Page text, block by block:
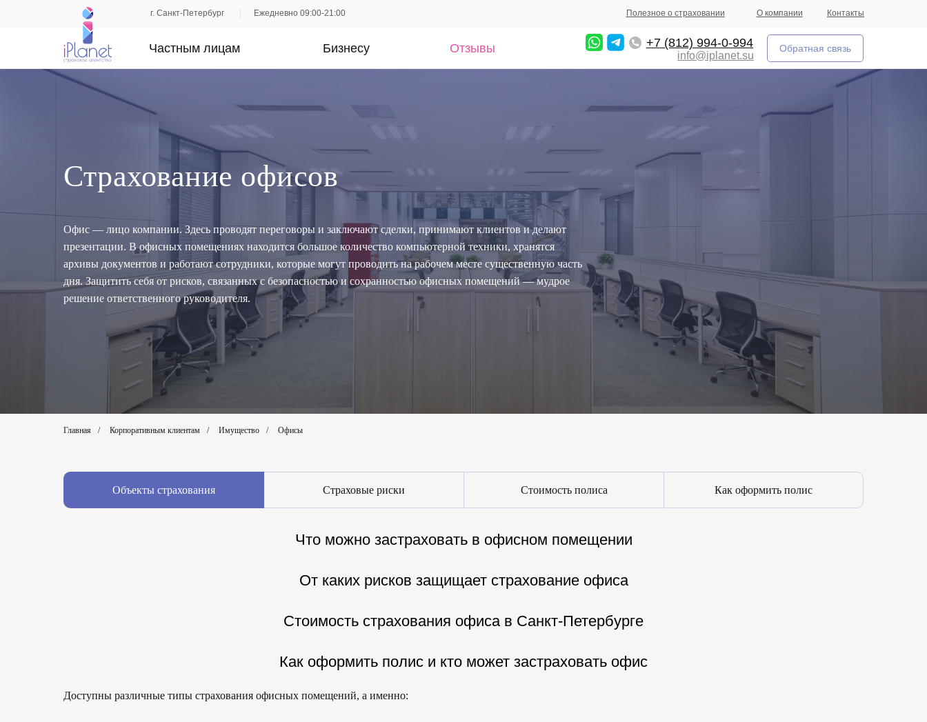
+7 (812) 994-0-994
Частным лицам Бизнесу Отзывы
info@iplanet.su
Обратная связь
г. Санкт-Петербург Ежедневно 09:00-21:00 Контакты
О компании
Полезное о страховании
Страхование офисов
Офис — лицо компании. Здесь проводят переговоры и заключают сделки, принимают клиентов и делают
презентации. В офисных помещениях находится большое количество компьютерной техники, хранятся
архивы документов и работают сотрудники, которые могут проводить на рабочем месте существенную часть
дня. Защитить себя от рисков, связанных с безопасностью и сохранностью офисных помещений — мудрое
решение ответственного руководителя.
Главная / Корпоративным клиентам / Имущество / Офисы
Объекты страхования Страховые риски Стоимость полиса Как оформить полис
Что можно застраховать в офисном помещении
От каких рисков защищает страхование офиса
Стоимость страхования офиса в Санкт-Петербурге
Как оформить полис и кто может застраховать офис
Доступны различные типы страхования офисных помещений, а именно: